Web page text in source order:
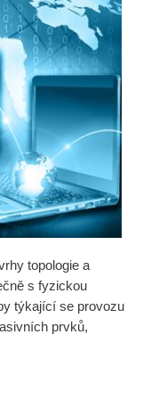
topologie a
s fyzickou
týkající se provozu
prvků,